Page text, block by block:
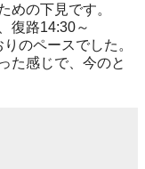
めの下見です。
復路14:30～
のペースでした。
た感じで、今のと